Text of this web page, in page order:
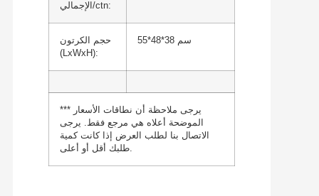
الإجمالي/ctn:
حجم الكرتون
(LxWxH):
55*48*38 سم
*** يرجى ملاحظة أن نطاقات الأسعار
الموضحة أعلاه هي مرجع فقط. يرجى
الاتصال بنا لطلب العرض إذا كانت كمية
طلبك أقل أو أعلى.